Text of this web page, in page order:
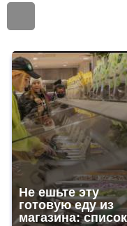
Не ешьте эту
готовую еду из
магазина: список